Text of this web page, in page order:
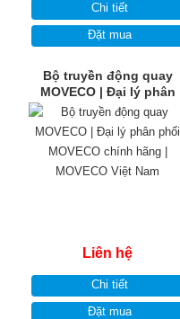
Chi tiết
Đặt mua
Bộ truyền động quay
MOVECO | Đại lý phân
phối MOVECO chính
hãng | MOVECO Việt Nam
Liên hệ
Chi tiết
Đặt mua